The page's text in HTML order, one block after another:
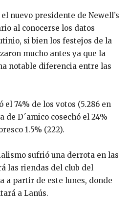
nuevo presidente de Newell’s
al conocerse los datos
si bien los festejos de la
mucho antes ya que la
notable diferencia entre las
el 74% de los votos (5.286 en
de D´amico cosechó el 24%
1.5% (222).
sufrió una derrota en las
las riendas del club del
a partir de este lunes, donde
a Lanús.